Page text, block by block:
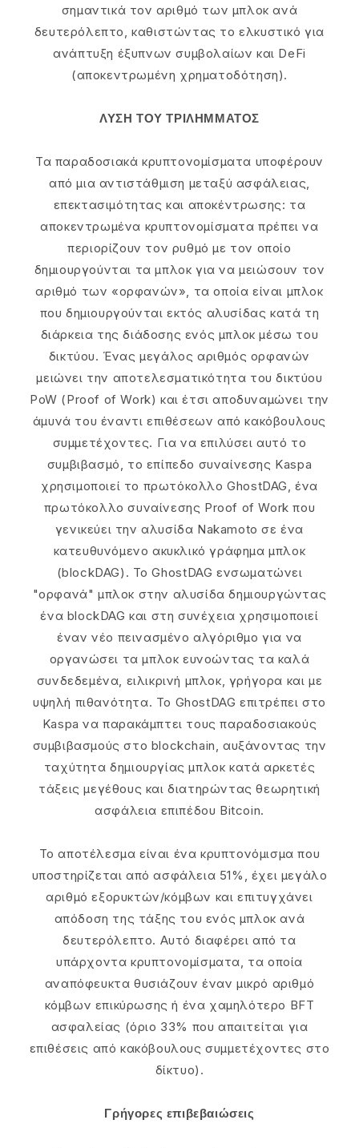
σημαντικά τον αριθμό των μπλοκ ανά
δευτερόλεπτο, καθιστώντας το ελκυστικό για
ανάπτυξη έξυπνων συμβολαίων και DeFi
(αποκεντρωμένη χρηματοδότηση).
ΛΥΣΗ ΤΟΥ ΤΡΙΛΗΜΜΑΤΟΣ
Τα παραδοσιακά κρυπτονομίσματα υποφέρουν
από μια αντιστάθμιση μεταξύ ασφάλειας,
επεκτασιμότητας και αποκέντρωσης: τα
αποκεντρωμένα κρυπτονομίσματα πρέπει να
περιορίζουν τον ρυθμό με τον οποίο
δημιουργούνται τα μπλοκ για να μειώσουν τον
αριθμό των «ορφανών», τα οποία είναι μπλοκ
που δημιουργούνται εκτός αλυσίδας κατά τη
διάρκεια της διάδοσης ενός μπλοκ μέσω του
δικτύου. Ένας μεγάλος αριθμός ορφανών
μειώνει την αποτελεσματικότητα του δικτύου
PoW (Proof of Work) και έτσι αποδυναμώνει την
άμυνά του έναντι επιθέσεων από κακόβουλους
συμμετέχοντες. Για να επιλύσει αυτό το
συμβιβασμό, το επίπεδο συναίνεσης Kaspa
χρησιμοποιεί το πρωτόκολλο GhostDAG, ένα
πρωτόκολλο συναίνεσης Proof of Work που
γενικεύει την αλυσίδα Nakamoto σε ένα
κατευθυνόμενο ακυκλικό γράφημα μπλοκ
(blockDAG). Το GhostDAG ενσωματώνει
"ορφανά" μπλοκ στην αλυσίδα δημιουργώντας
ένα blockDAG και στη συνέχεια χρησιμοποιεί
έναν νέο πεινασμένο αλγόριθμο για να
οργανώσει τα μπλοκ ευνοώντας τα καλά
συνδεδεμένα, ειλικρινή μπλοκ, γρήγορα και με
υψηλή πιθανότητα. Το GhostDAG επιτρέπει στο
Kaspa να παρακάμπτει τους παραδοσιακούς
συμβιβασμούς στο blockchain, αυξάνοντας την
ταχύτητα δημιουργίας μπλοκ κατά αρκετές
τάξεις μεγέθους και διατηρώντας θεωρητική
ασφάλεια επιπέδου Bitcoin.
Το αποτέλεσμα είναι ένα κρυπτονόμισμα που
υποστηρίζεται από ασφάλεια 51%, έχει μεγάλο
αριθμό εξορυκτών/κόμβων και επιτυγχάνει
απόδοση της τάξης του ενός μπλοκ ανά
δευτερόλεπτο. Αυτό διαφέρει από τα
υπάρχοντα κρυπτονομίσματα, τα οποία
αναπόφευκτα θυσιάζουν έναν μικρό αριθμό
κόμβων επικύρωσης ή ένα χαμηλότερο BFT
ασφαλείας (όριο 33% που απαιτείται για
επιθέσεις από κακόβουλους συμμετέχοντες στο
δίκτυο).
Γρήγορες επιβεβαιώσεις